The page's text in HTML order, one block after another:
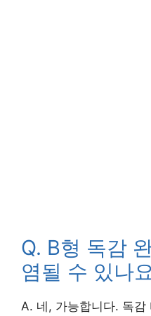
Q. B형 독감
염될 수 있나
A. 네, 가능합니다. 독감